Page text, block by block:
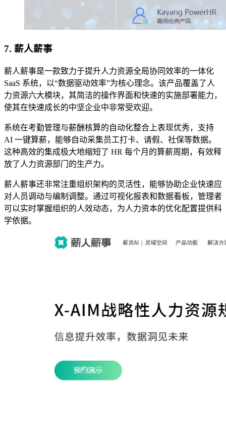
7. 薪人薪事
薪人薪事是一款致力于提升人力资源全局协同效率的一体化
SaaS 系统，以“数据驱动效率”为核心理念。该产品覆盖了人
力资源六大模块，其简洁的操作界面和快速的实施部署能力，
使其在快速成长的中坚企业中非常受欢迎。
系统在考勤管理与薪酬核算的自动化整合上表现优秀，支持
AI 一键算薪，能够自动采集员工打卡、请假、社保等数据。
这种高效的集成极大地缩短了 HR 每个月的算薪周期，有效释
放了人力资源部门的生产力。
薪人薪事还非常注重组织架构的灵活性，能够协助企业快速应
对人员调动与编制调整。通过可视化报表和数据看板，管理者
可以实时掌握组织的人效动态，为人力资本的优化配置提供科
学依据。